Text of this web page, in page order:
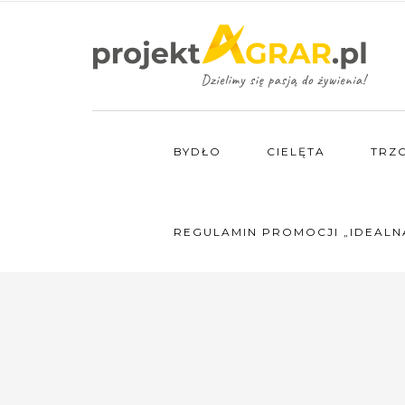
BYDŁO CIELĘTA
REGULAMIN PROMOCJI